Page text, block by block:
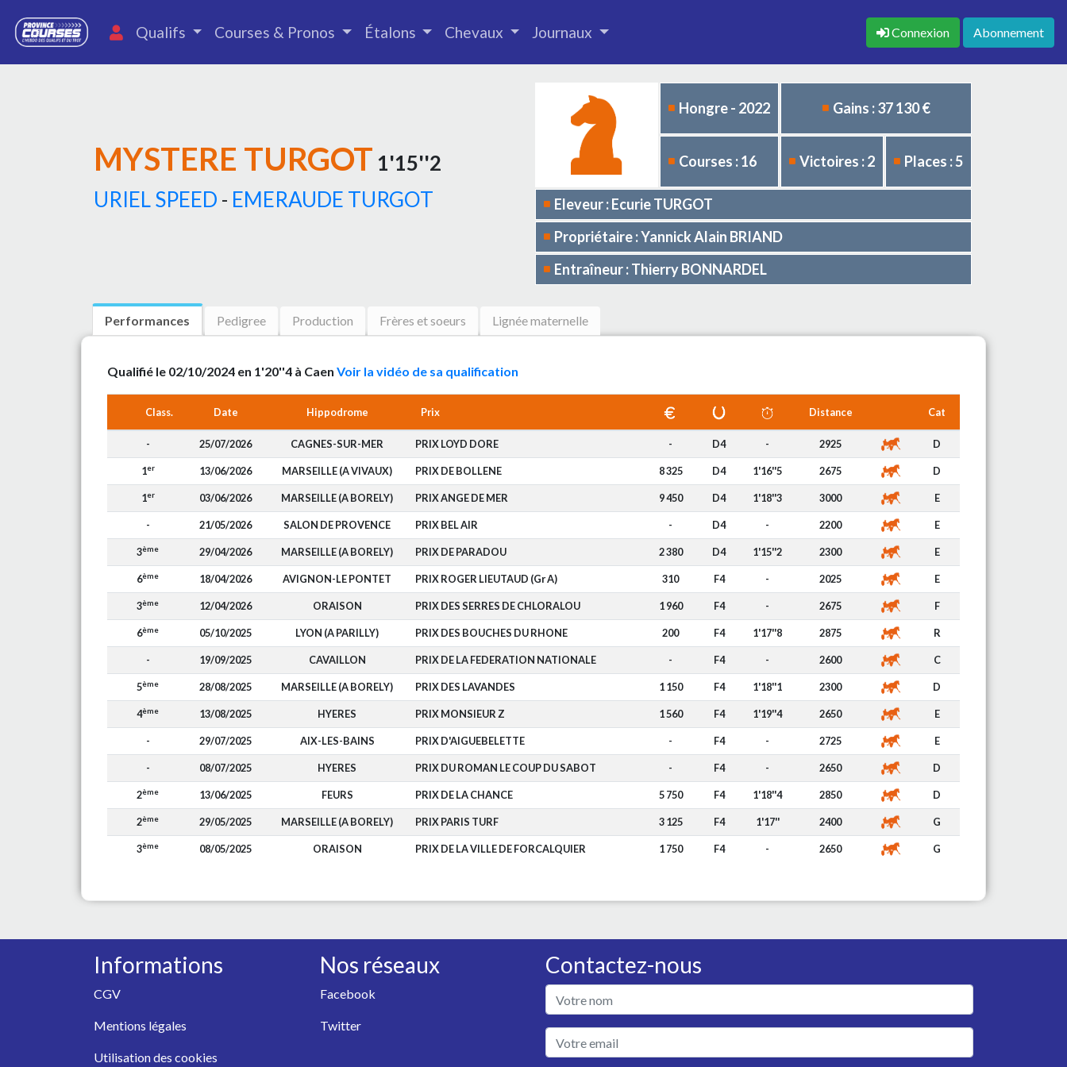
Qualifs Courses & Pronos Étalons Chevaux Journaux Connexion Abonnement
MYSTERE TURGOT 1'15''2
URIEL SPEED - EMERAUDE TURGOT
Hongre - 2022 Gains : 37 130 €
Courses : 16 Victoires : 2 Places : 5
Eleveur : Ecurie TURGOT
Propriétaire : Yannick Alain BRIAND
Entraîneur : Thierry BONNARDEL
Performances Pedigree Production Frères et soeurs Lignée maternelle
Qualifié le 02/10/2024 en 1'20''4 à Caen Voir la vidéo de sa qualification
Class. Date Hippodrome Prix Distance Cat
- 25/07/2026 CAGNES-SUR-MER PRIX LOYD DORE - D4 - 2925 D
1er 13/06/2026 MARSEILLE (A VIVAUX) PRIX DE BOLLENE 8 325 D4 1'16''5 2675 D
1er 03/06/2026 MARSEILLE (A BORELY) PRIX ANGE DE MER 9 450 D4 1'18''3 3000 E
- 21/05/2026 SALON DE PROVENCE PRIX BEL AIR - D4 - 2200 E
3ème 29/04/2026 MARSEILLE (A BORELY) PRIX DE PARADOU 2 380 D4 1'15''2 2300 E
6ème 18/04/2026 AVIGNON-LE PONTET PRIX ROGER LIEUTAUD (Gr A) 310 F4 - 2025 E
3ème 12/04/2026 ORAISON PRIX DES SERRES DE CHLORALOU 1 960 F4 - 2675 F
6ème 05/10/2025 LYON (A PARILLY) PRIX DES BOUCHES DU RHONE 200 F4 1'17''8 2875 R
- 19/09/2025 CAVAILLON PRIX DE LA FEDERATION NATIONALE - F4 - 2600 C
5ème 28/08/2025 MARSEILLE (A BORELY) PRIX DES LAVANDES 1 150 F4 1'18''1 2300 D
4ème 13/08/2025 HYERES PRIX MONSIEUR Z 1 560 F4 1'19''4 2650 E
- 29/07/2025 AIX-LES-BAINS PRIX D'AIGUEBELETTE - F4 - 2725 E
- 08/07/2025 HYERES PRIX DU ROMAN LE COUP DU SABOT - F4 - 2650 D
2ème 13/06/2025 FEURS PRIX DE LA CHANCE 5 750 F4 1'18''4 2850 D
2ème 29/05/2025 MARSEILLE (A BORELY) PRIX PARIS TURF 3 125 F4 1'17'' 2400 G
3ème 08/05/2025 ORAISON PRIX DE LA VILLE DE FORCALQUIER 1 750 F4 - 2650 G
Informations
CGV
Mentions légales
Utilisation des cookies
Nos réseaux
Facebook
Twitter
Contactez-nous